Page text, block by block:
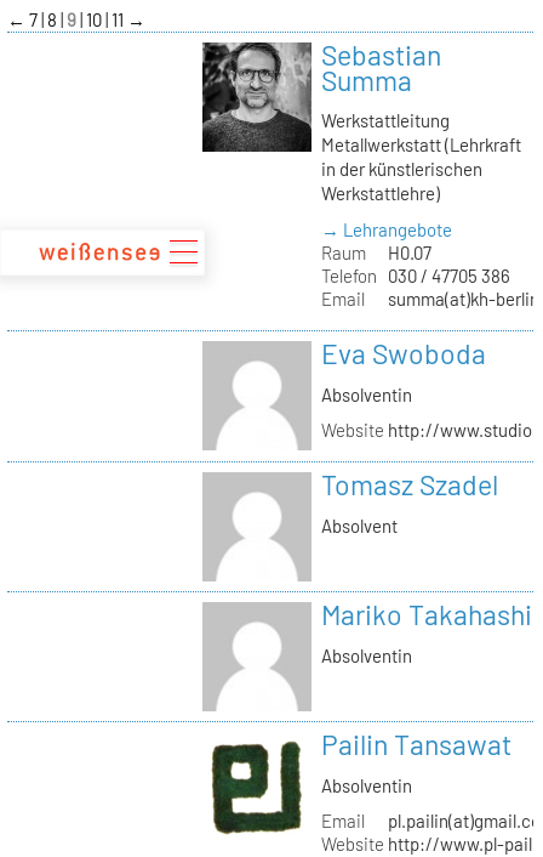
zum
Inhalt
← 7 8 9 10 11 →
Sebastian
Summa
Werkstattleitung
Metallwerkstatt (Lehrkraft
in der künstlerischen
Werkstattlehre)
→ Lehrangebote
Raum
H0.07
Telefon
030 / 47705 386
Email
summa(at)kh-
Eva Swoboda
Absolventin
Website http://
Tomasz Szadel
Absolvent
Mariko Takahashi
Absolventin
Pailin Tansawat
Absolventin
Email
Website http://www.pl-